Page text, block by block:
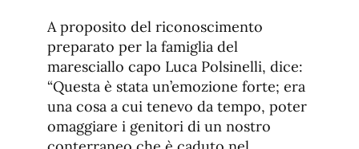
A proposito del riconoscimento
preparato per la famiglia del
maresciallo capo Luca Polsinelli, dice:
“Questa è stata un’emozione forte; era
una cosa a cui tenevo da tempo, poter
omaggiare i genitori di un nostro